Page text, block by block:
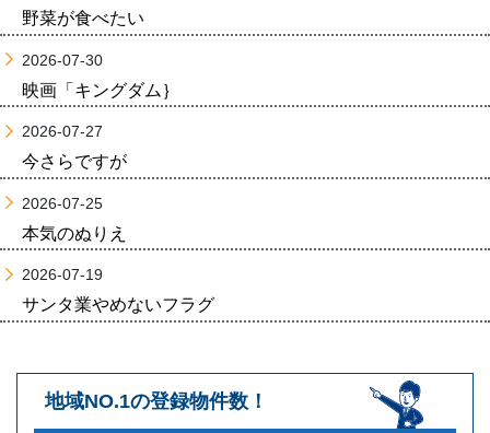
野菜が食べたい
2026-07-30
映画「キングダム｝
2026-07-27
今さらですが
2026-07-25
本気のぬりえ
2026-07-19
サンタ業やめないフラグ
地域NO.1の登録物件数！